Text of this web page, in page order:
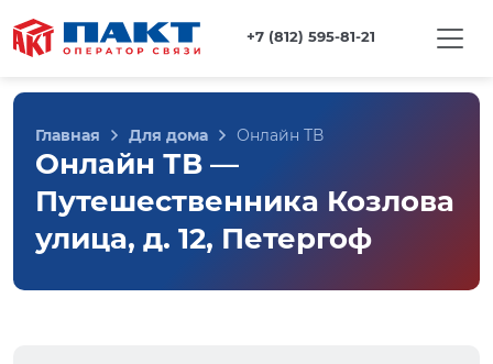
+7 (812) 595-81-21
Главная Для дома Онлайн ТВ
Онлайн ТВ —
Путешественника Козлова
улица, д. 12, Петергоф